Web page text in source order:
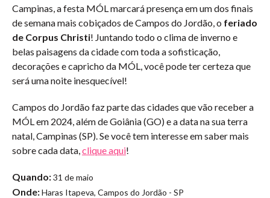
Campinas, a festa MÓL marcará presença em um dos finais
de semana mais cobiçados de Campos do Jordão, o feriado
de Corpus Christi! Juntando todo o clima de inverno e
belas paisagens da cidade com toda a sofisticação,
decorações e capricho da MÓL, você pode ter certeza que
será uma noite inesquecível!
Campos do Jordão faz parte das cidades que vão receber a
MÓL em 2024, além de Goiânia (GO) e a data na sua terra
natal, Campinas (SP). Se você tem interesse em saber mais
sobre cada data,clique aqui!
Quando:31 de maio
Onde:Haras Itapeva, Campos do Jordão - SP